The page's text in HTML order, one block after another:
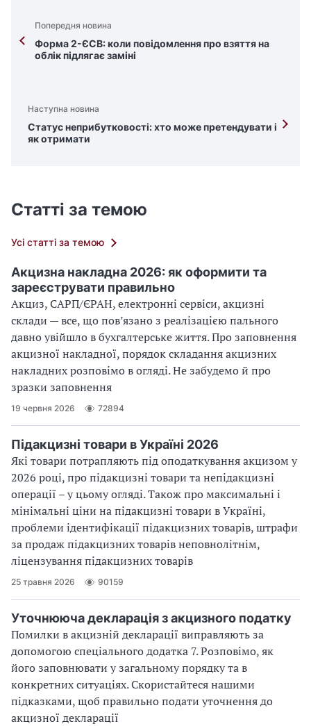
Попередня новина
Форма 2-ЄСВ: коли повідомлення про взяття на
облік підлягає заміні
Наступна новина
Статус неприбутковості: хто може претендувати і
як отримати
Статті за темою
Усі статті за темою
Акцизна накладна 2026: як оформити та
зареєструвати правильно
Акциз, САРП/ЄРАН, електронні сервіси, акцизні
склади — все, що пов’язано з реалізацією пального
давно увійшло в бухгалтерське життя. Про заповнення
акцизної накладної, порядок складання акцизних
накладних розповімо в огляді. Не забудемо й про
зразки заповнення
19 червня 2026 72894
Підакцизні товари в Україні 2026
Які товари потрапляють під оподаткування акцизом у
2026 році, про підакцизні товари та непідакцизні
операції – у цьому огляді. Також про максимальні і
мінімальні ціни на підакцизні товари в Україні,
проблеми ідентифікації підакцизних товарів, штрафи
за продаж підакцизних товарів неповнолітнім,
ліцензування підакцизних товарів
25 травня 2026 90159
Уточнююча декларація з акцизного податку
Помилки в акцизній декларації виправляють за
допомогою спеціального додатка 7. Розповімо, як
його заповнювати у загальному порядку та в
конкретних ситуаціях. Скористайтеся нашими
підказками, щоб правильно подати уточнення до
акцизної декларації